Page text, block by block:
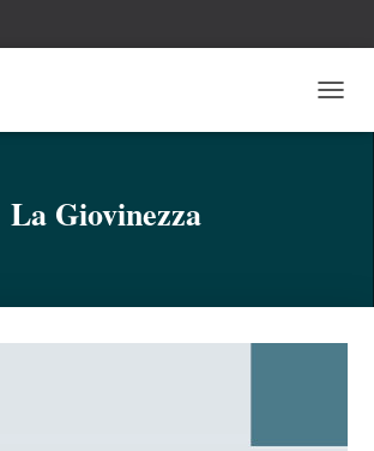
A
N
La Giovinezza